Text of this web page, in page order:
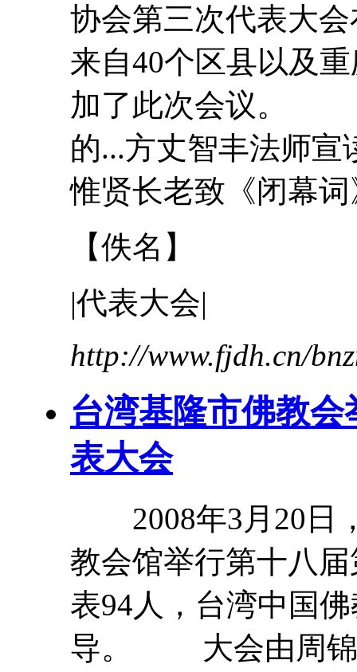
协会第三次代表大会
来自40个区县以及
加了此次会议。
的...方丈智丰法师宣
惟贤长老致《闭幕词
【佚名】
|代表大会|
http://www.fjdh.cn/
台湾基隆市佛教
表大会
2008年3月20日
教会馆举行第十八
表94人，台湾中国
导。 大会由周